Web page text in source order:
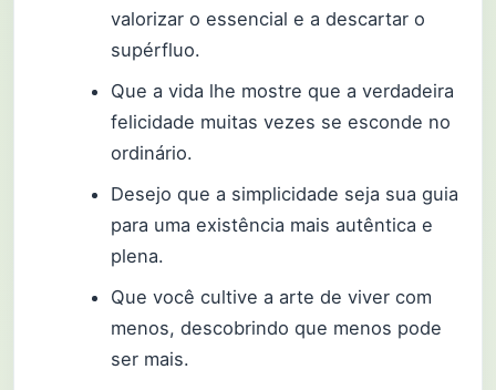
valorizar o essencial e a descartar o
supérfluo.
Que a vida lhe mostre que a verdadeira
felicidade muitas vezes se esconde no
ordinário.
Desejo que a simplicidade seja sua guia
para uma existência mais autêntica e
plena.
Que você cultive a arte de viver com
menos, descobrindo que menos pode
ser mais.